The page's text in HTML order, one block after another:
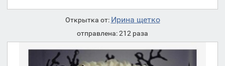
Открытка от: Ирина щетко
отправлена: 212 раза